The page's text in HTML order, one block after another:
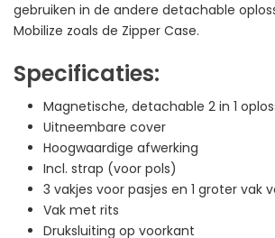
gebruiken in de andere detachable
Mobilize zoals de Zipper Case.
Specificaties:
Magnetische, detachable 2 in 1
Uitneembare cover
Hoogwaardige afwerking
Incl. strap (voor pols)
3 vakjes voor pasjes en 1 groter vak
Vak met rits
Druksluiting op voorkant